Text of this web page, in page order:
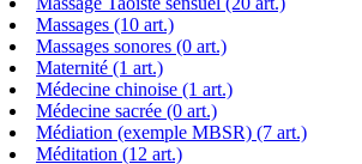
Massages (10 art.)
Massages sonores (0 art.)
Maternité (1 art.)
Médecine chinoise (1 art.)
Médecine sacrée (0 art.)
Médiation (exemple MBSR) (7 art.)
Méditation (12 art.)